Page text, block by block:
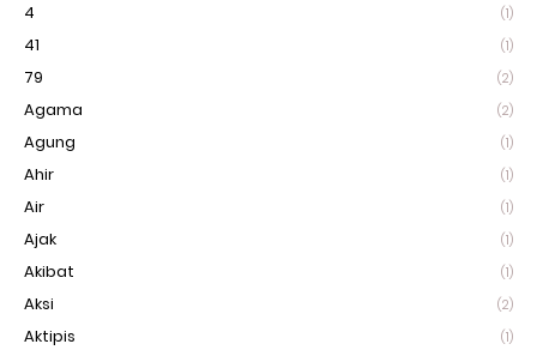
4 (1)
41 (1)
79 (2)
Agama (2)
Agung (1)
Ahir (1)
Air (1)
Ajak (1)
Akibat (1)
Aksi (2)
Aktipis (1)